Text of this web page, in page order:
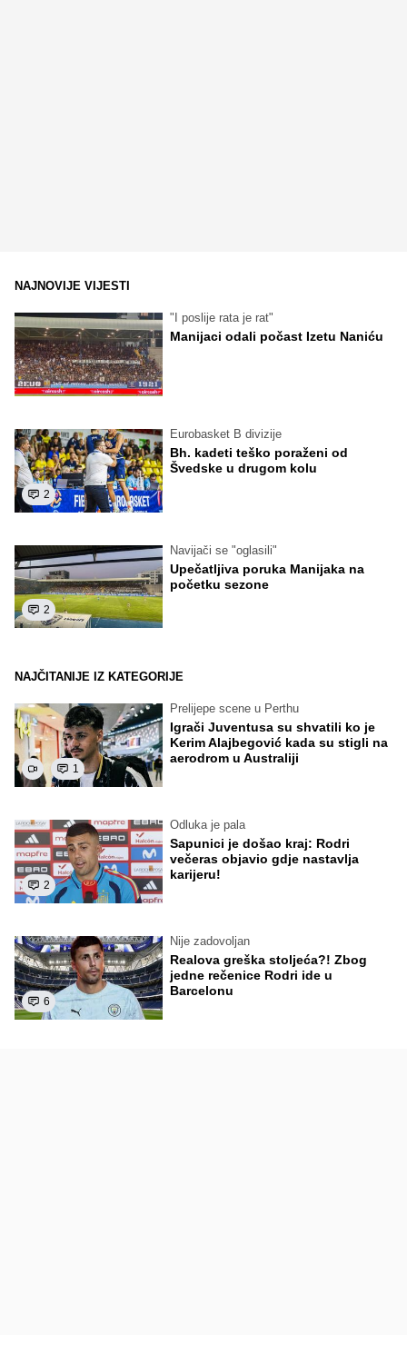
NAJNOVIJE VIJESTI
"I poslije rata je rat"
Manijaci odali počast Izetu Naniću
2
Eurobasket B divizije
Bh. kadeti teško poraženi od
Švedske u drugom kolu
2
Navijači se "oglasili"
Upečatljiva poruka Manijaka na
početku sezone
NAJČITANIJE IZ KATEGORIJE
1
Prelijepe scene u Perthu
Igrači Juventusa su shvatili ko je
Kerim Alajbegović kada su stigli na
aerodrom u Australiji
2
Odluka je pala
Sapunici je došao kraj: Rodri
večeras objavio gdje nastavlja
karijeru!
6
Nije zadovoljan
Realova greška stoljeća?! Zbog
jedne rečenice Rodri ide u
Barcelonu